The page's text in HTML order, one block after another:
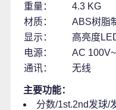
重量：
4.3 KG
材质：
ABS树脂
显示：
高亮度
电源：
AC
通讯：
无线
主要功能：
分数/1st.2nd发球/